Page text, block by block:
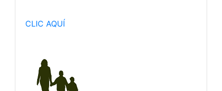
CLIC AQUÍ